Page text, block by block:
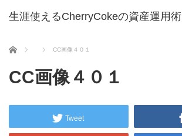
生涯使えるCherryCokeの資産運用術
ホーム CC画像４０１
CC画像４０１
Tweet